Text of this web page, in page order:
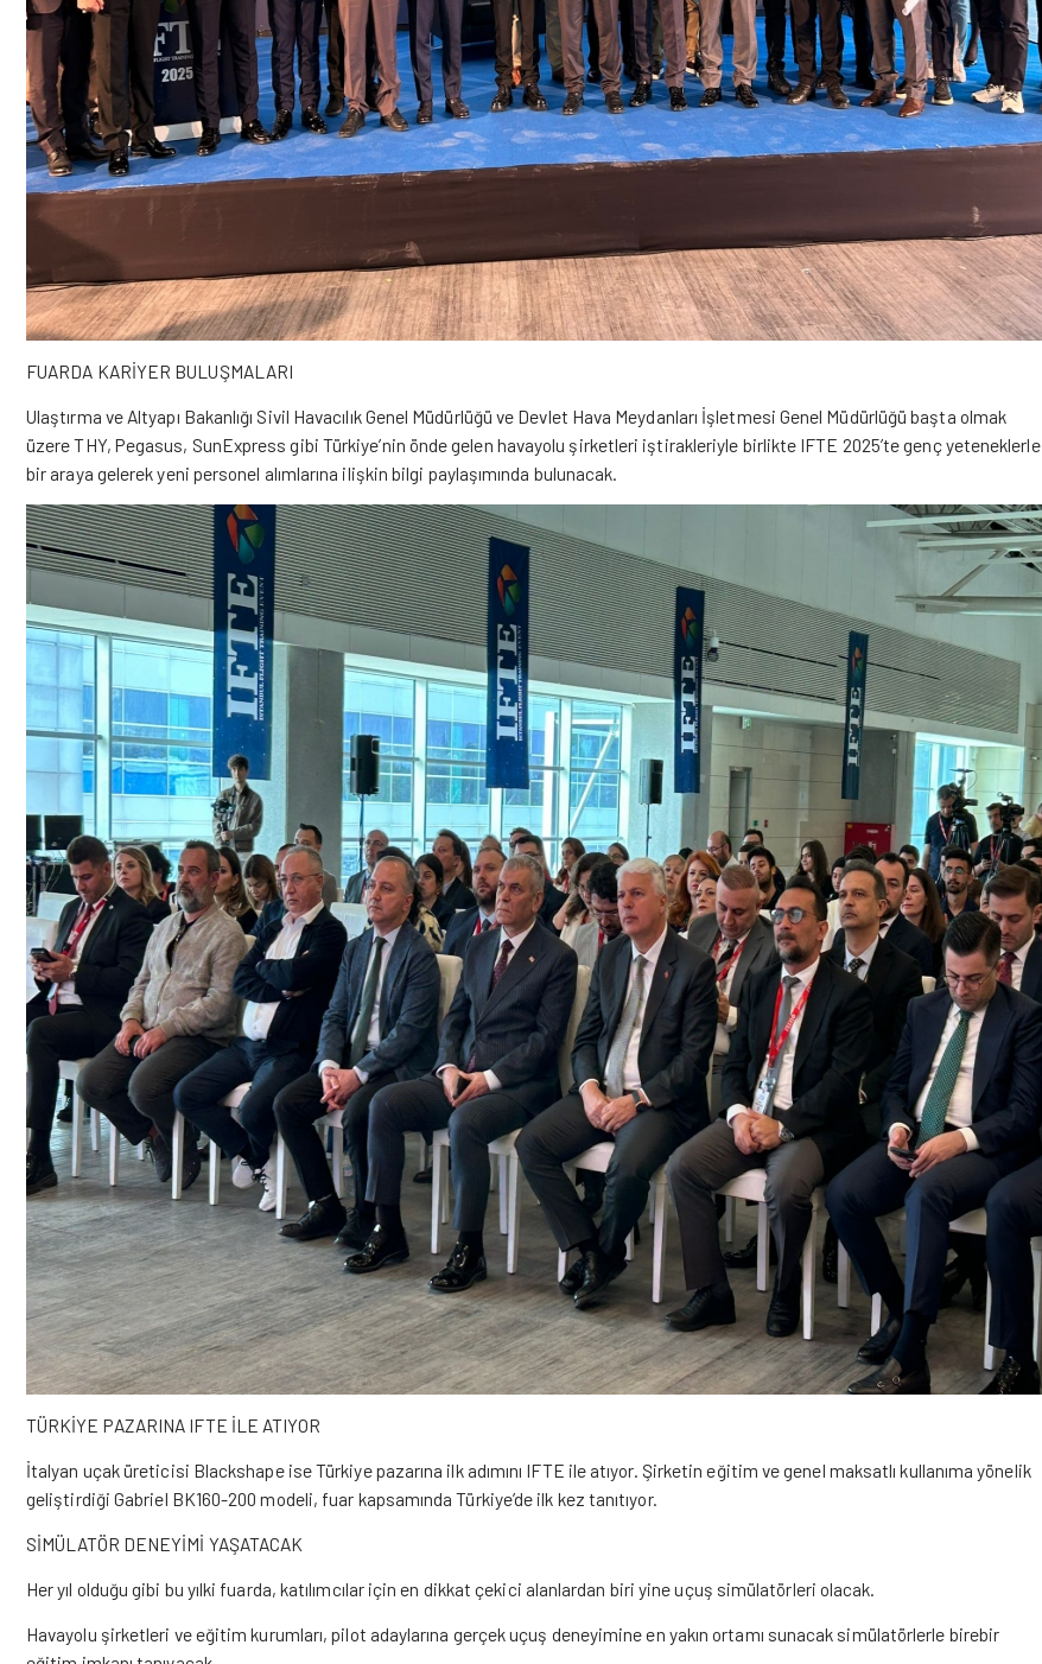
FUARDA KARİYER BULUŞMALARI
Ulaştırma ve Altyapı Bakanlığı Sivil Havacılık Genel Müdürlüğü ve Devlet Hava Meydanları İşletmesi Genel Müdürlüğü başta olmak
üzere THY, Pegasus, SunExpress gibi Türkiye’nin önde gelen havayolu şirketleri iştirakleriyle birlikte IFTE 2025’te genç yeteneklerle
bir araya gelerek yeni personel alımlarına ilişkin bilgi paylaşımında bulunacak.
TÜRKİYE PAZARINA IFTE İLE ATIYOR
İtalyan uçak üreticisi Blackshape ise Türkiye pazarına ilk adımını IFTE ile atıyor. Şirketin eğitim ve genel maksatlı kullanıma yönelik
geliştirdiği Gabriel BK160-200 modeli, fuar kapsamında Türkiye’de ilk kez tanıtıyor.
SİMÜLATÖR DENEYİMİ YAŞATACAK
Her yıl olduğu gibi bu yılki fuarda, katılımcılar için en dikkat çekici alanlardan biri yine uçuş simülatörleri olacak.
Havayolu şirketleri ve eğitim kurumları, pilot adaylarına gerçek uçuş deneyimine en yakın ortamı sunacak simülatörlerle birebir